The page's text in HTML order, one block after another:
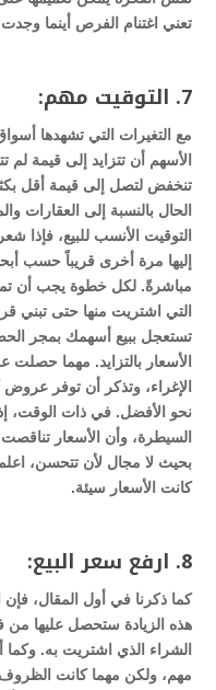
تعني اغتنام الفرص أينما
7. التوقيت مهم:
مع التغيرات التي تشهدها
الأسهم أن تتزايد إلى قيمة
تنخفض لتصل إلى قيمة أقل
الحال بالنسبة إلى العقارات
التوقيت الأنسب للبيع،
إليها مرة أخرى قريباً حسب
مباشرةً. لكل خطوة يجب أن
التي اشتريت منها حتى تبني
تستعجل ببيع أسهمك بمجر
الأسعار بالتزايد. مهما
الإغراء، وتذكر أن توفر
نحو الأفضل. في ذات الوقت،
السيطرة، وأن الأسعار
بحيث لا مجال لأن تتحسن،
كانت الأسعار سيئة.
8. ارفع سعر البيع:
كما ذكرنا في أول المقال، فإن
هذه الزيادة ستحصل عليها من
الشراء الذي اشتريت به.
مهم، ولكن مهما كانت